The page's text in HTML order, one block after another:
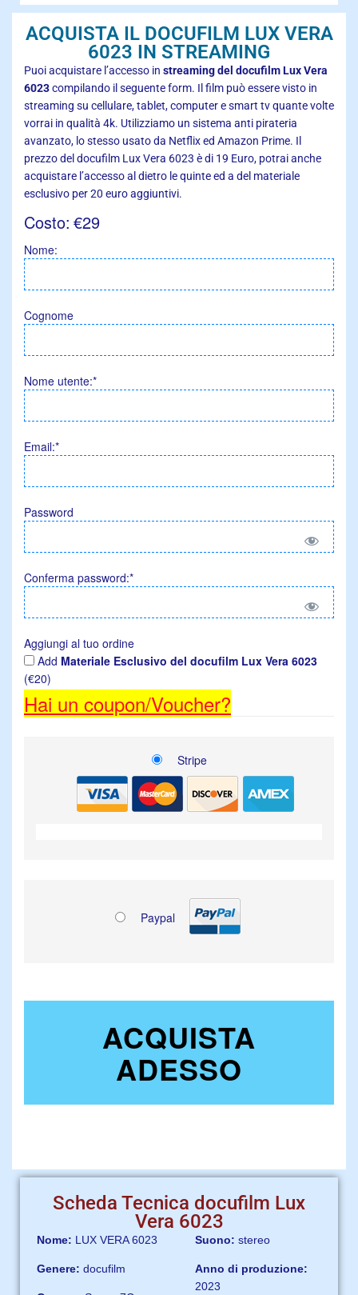
ACQUISTA IL DOCUFILM LUX VERA
6023 IN STREAMING
Puoi acquistare l’accesso in streaming del docufilm Lux Vera
6023compilando il seguente form. Il film può essere visto in
streaming su cellulare, tablet, computer e smart tv quante volte
vorrai in qualità 4k. Utilizziamo un sistema anti pirateria
avanzato, lo stesso usato da Netflix ed Amazon Prime. Il
prezzo del docufilm Lux Vera 6023 è di 19 Euro, potrai anche
acquistare l’accesso al dietro le quinte ed a del materiale
esclusivo per 20 euro aggiuntivi.
Costo: €29
Nome:
Cognome
Nome utente:*
Email:*
Password
Conferma password:*
Aggiungi al tuo ordine
Add Materiale Esclusivo del docufilm Lux Vera 6023
(€20)
Hai un coupon/Voucher?
Stripe
Paypal
Scheda Tecnica docufilm Lux
Vera 6023
Nome: LUX VERA 6023
Genere: docufilm
Suono: stereo
Anno di produzione:
2023